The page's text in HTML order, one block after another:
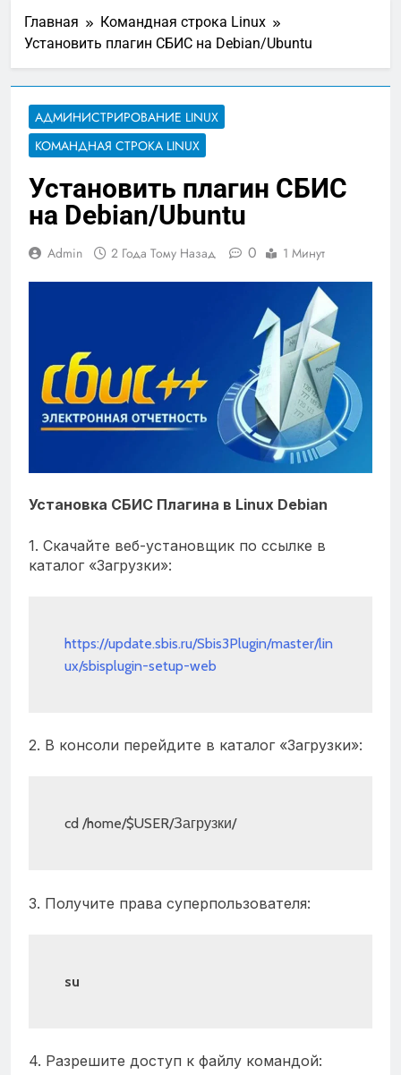
Главная
Командная строка Linux
Установить плагин СБИС на Debian/Ubuntu
АДМИНИСТРИРОВАНИЕ LINUX
КОМАНДНАЯ СТРОКА LINUX
Установить плагин СБИС
на Debian/Ubuntu
Admin 2 Года Тому Назад 0 1 Минут
Установка СБИС Плагина в Linux Debian
1. Скачайте веб-установщик по ссылке в
каталог «Загрузки»:
https://update.sbis.ru/Sbis3Plugin/master/lin
ux/sbisplugin-setup-web
2. В консоли перейдите в каталог «Загрузки»:
cd /home/$USER/Загрузки/
3. Получите права суперпользователя:
su
4. Разрешите доступ к файлу командой: